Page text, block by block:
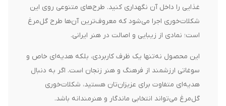
غذایی را داخل آن نگهداری کنید. طرح‌های متنوعی روی این
شکلات‌خوری اجرا می‌شود که معروف‌ترین آن‌ها طرح گل‌مرغ
است؛ نمادی از زیبایی و اصالت در هنر ایرانی.
این محصول نه‌تنها یک ظرف کاربردی، بلکه هدیه‌ای خاص و
سوغاتی ارزشمند از فرهنگ و هنر زنجان است. اگر به دنبال
هدیه‌ای متفاوت برای عزیزان‌تان هستید، شکلات‌خوری
گل‌مرغ می‌تواند انتخابی ماندگار و هنرمندانه باشد.